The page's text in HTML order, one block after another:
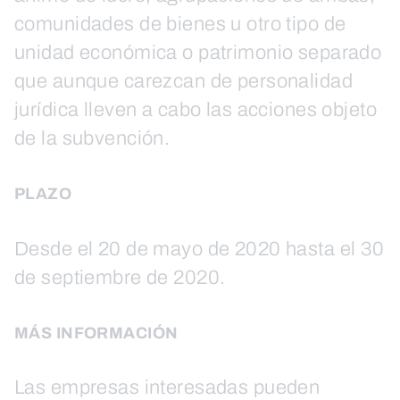
comunidades de bienes u otro tipo de
unidad económica o patrimonio separado
que aunque carezcan de personalidad
jurídica lleven a cabo las acciones objeto
de la subvención.
PLAZO
Desde el 20 de mayo de 2020 hasta el 30
de septiembre de 2020.
MÁS INFORMACIÓN
Las empresas interesadas pueden